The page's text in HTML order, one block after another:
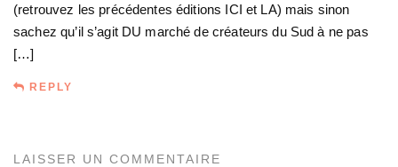
(retrouvez les précédentes éditions ICI et LA) mais sinon
sachez qu’il s’agit DU marché de créateurs du Sud à ne pas
[…]
REPLY
LAISSER UN COMMENTAIRE